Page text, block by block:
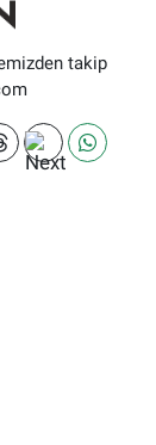
takip